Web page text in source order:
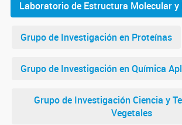
Laboratorio de Estructura Molecular y
Grupo de Investigación en Proteínas
Grupo de Investigación en Química
Grupo de Investigación Ciencia y
Vegetales